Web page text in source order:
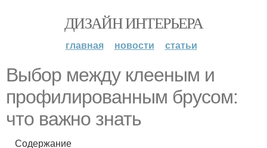
ДИЗАЙН ИНТЕРЬЕРА
главная новости статьи
Выбор между клееным и
профилированным брусом:
что важно знать
Содержание